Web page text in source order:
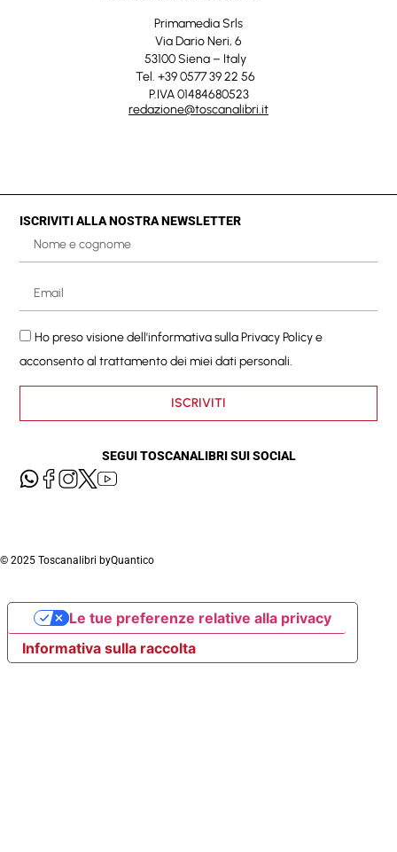
Primamedia Srls
Via Dario Neri, 6
53100 Siena – Italy
Tel. +39 0577 39 22 56
P.IVA 01484680523
redazione@toscanalibri.it
ISCRIVITI ALLA NOSTRA NEWSLETTER
Ho preso visione dell'informativa sullaPrivacy Policye
acconsento al trattamento dei miei dati personali.
ISCRIVITI
SEGUI TOSCANALIBRI SUI SOCIAL
© 2025 Toscanalibri byQuantico
Informativa sulla raccolta
Le tue preferenze relative alla privacy